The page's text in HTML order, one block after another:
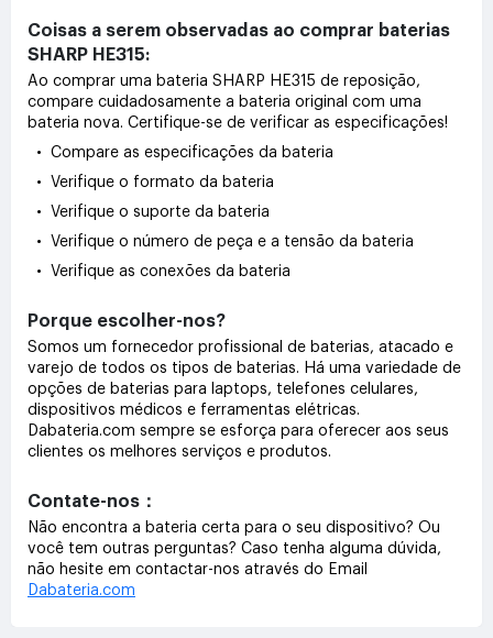
Coisas a serem observadas ao comprar baterias
SHARP HE315:
Ao comprar uma bateria SHARP HE315 de reposição,
compare cuidadosamente a bateria original com uma
bateria nova. Certifique-se de verificar as especificações!
• Compare as especificações da bateria
• Verifique o formato da bateria
• Verifique o suporte da bateria
• Verifique o número de peça e a tensão da bateria
• Verifique as conexões da bateria
Porque escolher-nos?
Somos um fornecedor profissional de baterias, atacado e
varejo de todos os tipos de baterias. Há uma variedade de
opções de baterias para laptops, telefones celulares,
dispositivos médicos e ferramentas elétricas.
Dabateria.com sempre se esforça para oferecer aos seus
clientes os melhores serviços e produtos.
Contate-nos：
Não encontra a bateria certa para o seu dispositivo? Ou
você tem outras perguntas? Caso tenha alguma dúvida,
não hesite em contactar-nos através do Email
Dabateria.com